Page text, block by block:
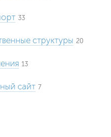
33
структуры 20
13
сайт 7